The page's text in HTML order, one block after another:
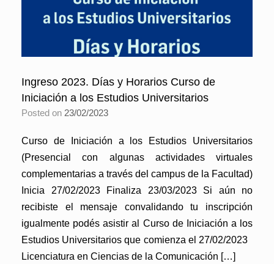
Ingreso 2023. Días y Horarios Curso de
Iniciación a los Estudios Universitarios
Posted on 23/02/2023
Curso de Iniciación a los Estudios Universitarios
(Presencial con algunas actividades virtuales
complementarias a través del campus de la Facultad)
Inicia 27/02/2023 Finaliza 23/03/2023 Si aún no
recibiste el mensaje convalidando tu inscripción
igualmente podés asistir al Curso de Iniciación a los
Estudios Universitarios que comienza el 27/02/2023
Licenciatura en Ciencias de la Comunicación […]